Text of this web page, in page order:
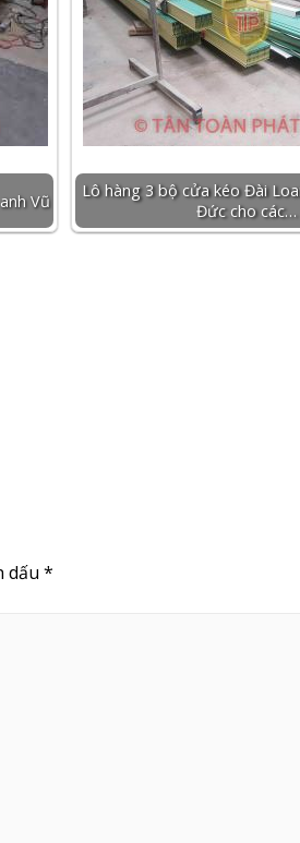
Vũ
Lô hàng 3 bộ cửa kéo Đài
Đức cho các…
dấu *